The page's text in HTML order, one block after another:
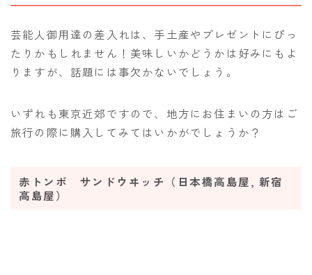
芸能人御用達の差入れは、手土産やプレゼントにぴっ
たりかもしれません！美味しいかどうかは好みにもよ
りますが、話題には事欠かないでしょう。
いずれも東京近郊ですので、地方にお住まいの方はご
旅行の際に購入してみてはいかがでしょうか？
赤トンボ サンドウヰッチ（日本橋高島屋, 新宿
高島屋）